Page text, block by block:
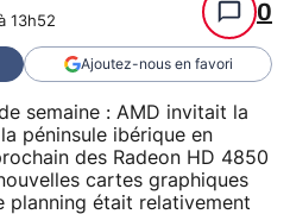
13h52 0
Ajoutez-nous en favori
semaine : AMD invitait la
péninsule ibérique en
des Radeon HD 4850
cartes graphiques
planning était relativement